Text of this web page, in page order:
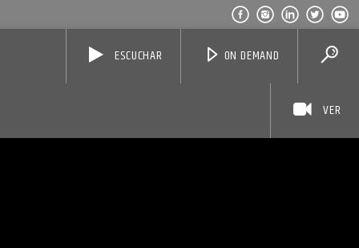
ON DEMAND
ESCUCHAR
VER